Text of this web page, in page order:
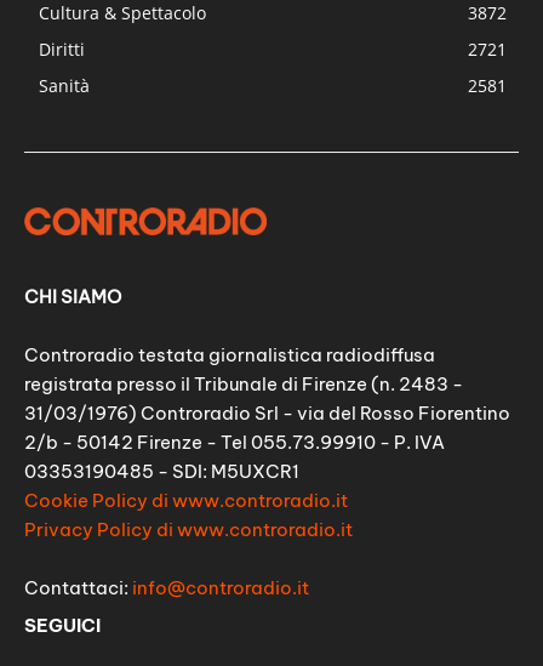
Cultura & Spettacolo
3872
Diritti
2721
Sanità
2581
CHI SIAMO
Controradio testata giornalistica radiodiffusa
registrata presso il Tribunale di Firenze (n. 2483 -
31/03/1976) Controradio Srl - via del Rosso Fiorentino
2/b - 50142 Firenze - Tel 055.73.99910 - P. IVA
03353190485 - SDI: M5UXCR1
Cookie Policy di www.controradio.it
Privacy Policy di www.controradio.it
Contattaci: info@controradio.it
SEGUICI